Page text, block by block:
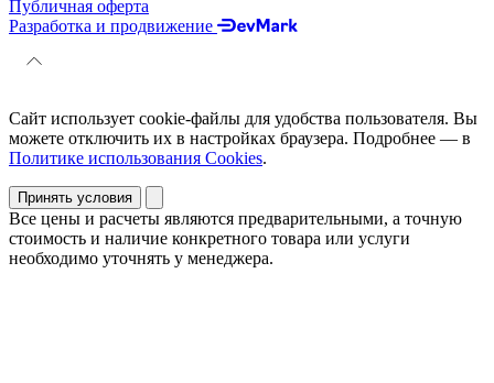
Публичная оферта
Разработка и продвижение
Сайт использует cookie-файлы для удобства пользователя. Вы
можете отключить их в настройках браузера. Подробнее — в
Политике использования Cookies.
Принять условия
Все цены и расчеты являются предварительными, а точную
стоимость и наличие конкретного товара или услуги
необходимо уточнять у менеджера.